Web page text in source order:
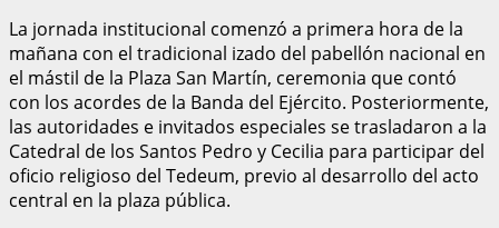
La jornada institucional comenzó a primera hora de la
mañana con el tradicional izado del pabellón nacional en
el mástil de la Plaza San Martín, ceremonia que contó
con los acordes de la Banda del Ejército. Posteriormente,
las autoridades e invitados especiales se trasladaron a la
Catedral de los Santos Pedro y Cecilia para participar del
oficio religioso del Tedeum, previo al desarrollo del acto
central en la plaza pública.